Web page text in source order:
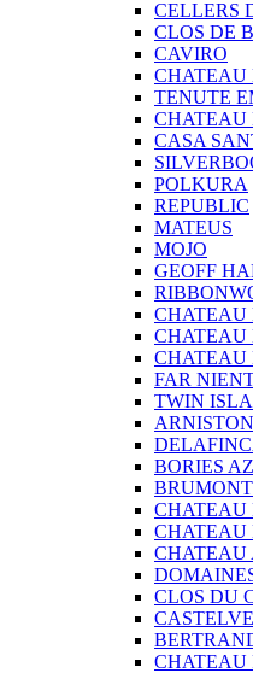
CELLERS
CLOS DE
CAVIRO
CHATEAU
TENUTE
CHATEAU
CASA
POLKURA
REPUBLIC
MATEUS
MOJO
GEOFF
CHATEAU
CHATEAU
CHATEAU
FAR
TWIN
BORIES
BRUMONT
CHATEAU
CHATEAU
CLOS DU
CHATEAU